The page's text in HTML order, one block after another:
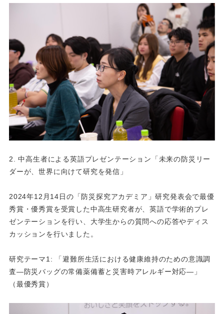
2. 中高生者による英語プレゼンテーション「未来の防災リー
ダーが、世界に向けて研究を発信」
2024年12月14日の「防災探究アカデミア」研究発表会で最優
秀賞・優秀賞を受賞した中高生研究者が、英語で学術的プレ
ゼンテーションを行い、大学生からの質問への応答やディス
カッションを行いました。
研究テーマ1: 「避難所生活における健康維持のための意識調
査―防災バッグの常備薬備蓄と災害時アレルギー対応―」
（最優秀賞）